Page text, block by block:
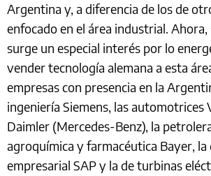
Argentina y, a diferencia de los de
enfocado en el área industrial.
surge un especial interés por lo
vender tecnología alemana a esta
empresas con presencia en la
ingeniería Siemens, las automotrices
Daimler (Mercedes-Benz), la
agroquímica y farmacéutica Bayer,
empresarial SAP y la de turbinas